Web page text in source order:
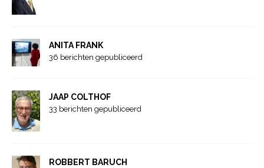
ANITA FRANK
36 berichten gepubliceerd
JAAP COLTHOF
33 berichten gepubliceerd
ROBBERT BARUCH